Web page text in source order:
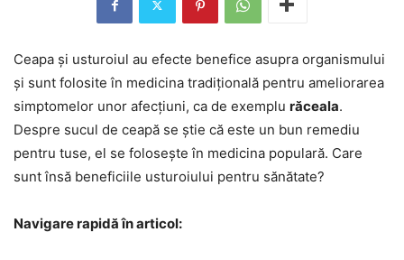
Ceapa și usturoiul au efecte benefice asupra organismului
și sunt folosite în medicina tradițională pentru ameliorarea
simptomelor unor afecțiuni, ca de exemplu răceala.
Despre sucul de ceapă se știe că este un bun remediu
pentru tuse, el se folosește în medicina populară. Care
sunt însă beneficiile usturoiului pentru sănătate?
Navigare rapidă în articol: